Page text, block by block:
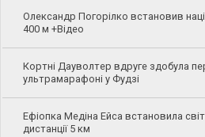
Олександр Погорілко встановив
400 м +Відео
Кортні Дауволтер вдруге здобула
ультрамарафоні у Фудзі
Ефіопка Медіна Ейса встановила
дистанції 5 км